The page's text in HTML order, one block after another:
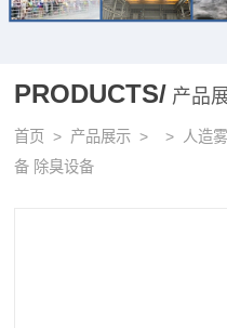
PRODUCTS/ 产品
首页 > 产品展示 > > 人造雾
备 除臭设备